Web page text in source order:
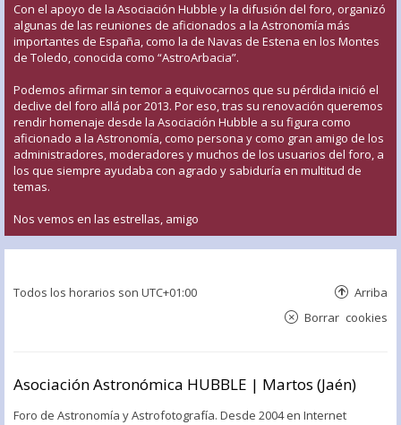
Con el apoyo de la Asociación Hubble y la difusión del foro, organizó
algunas de las reuniones de aficionados a la Astronomía más
importantes de España, como la de Navas de Estena en los Montes
de Toledo, conocida como “AstroArbacia”.
Podemos afirmar sin temor a equivocarnos que su pérdida inició el
declive del foro allá por 2013. Por eso, tras su renovación queremos
rendir homenaje desde la Asociación Hubble a su figura como
aficionado a la Astronomía, como persona y como gran amigo de los
administradores, moderadores y muchos de los usuarios del foro, a
los que siempre ayudaba con agrado y sabiduría en multitud de
temas.
Nos vemos en las estrellas, amigo
Todos los horarios son UTC+01:00 Arriba
Borrar cookies
Asociación Astronómica HUBBLE | Martos (Jaén)
Foro de Astronomía y Astrofotografía. Desde 2004 en Internet